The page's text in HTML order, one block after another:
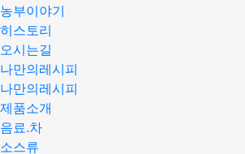
농부이야기
히스토리
오시는길
나만의레시피
나만의레시피
제품소개
음료.차
소스류